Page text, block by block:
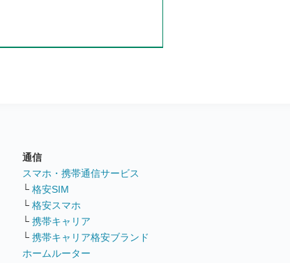
通信
スマホ・携帯通信サービス
└ 格安SIM
└ 格安スマホ
└ 携帯キャリア
└ 携帯キャリア格安ブランド
ホームルーター